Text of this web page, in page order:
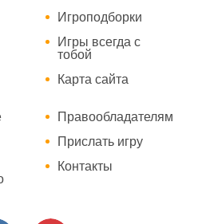
Игроподборки
Игры всегда с
тобой
Карта сайта
Правообладателям
Прислать игру
Контакты